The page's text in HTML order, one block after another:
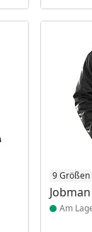
9 Größen
Am